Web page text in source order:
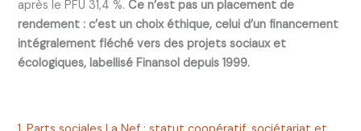
après le PFU 31,4 %.Ce n’est pas un placement de
rendement : c’est un choix éthique, celui d’un financement
intégralement fléché vers des projets sociaux et
écologiques, labellisé Finansol depuis 1999.